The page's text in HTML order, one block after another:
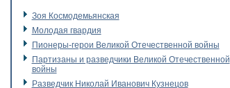
Зоя Космодемьянская
Молодая гвардия
Пионеры-герои Великой Отечественной войны
Партизаны и разведчики Великой Отечественной
войны
Разведчик Николай Иванович Кузнецов